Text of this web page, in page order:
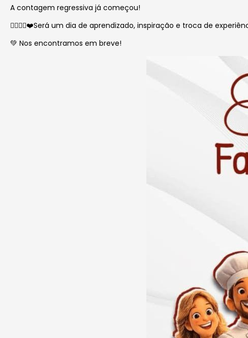
A contagem regressiva já começou!
🙋🏻‍♂️✨❤️Será um dia de aprendizado, inspiração e troca de
💚 Nos encontramos em breve!